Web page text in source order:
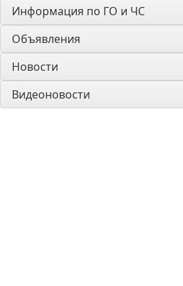
Информация по ГО и ЧС
Объявления
Новости
Видеоновости